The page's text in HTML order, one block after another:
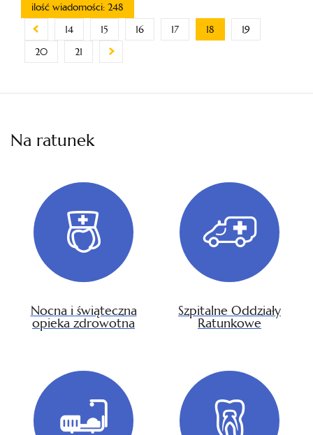
ilość wiadomości: 248
14
15 16 17 18
19
20
21
Na ratunek
Nocna i świąteczna
opieka zdrowotna
Szpitalne Oddziały
Ratunkowe